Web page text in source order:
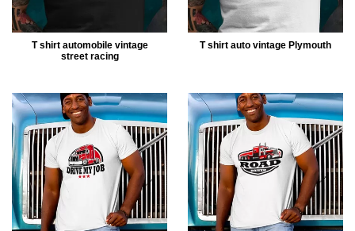
T shirt automobile vintage
street racing
T shirt auto vintage Plymouth